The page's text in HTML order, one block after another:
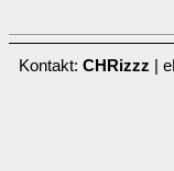
Kontakt: CHRizzz |